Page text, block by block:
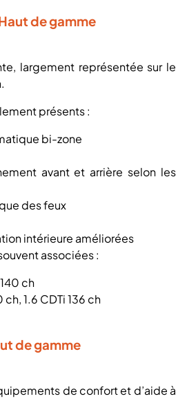
de gamme
largement représentée sur le
présents :
bi-zone
avant et arrière selon les
des feux
intérieure améliorées
associées :
ch
ch, 1.6 CDTi 136 ch
de gamme
de confort et d’aide à